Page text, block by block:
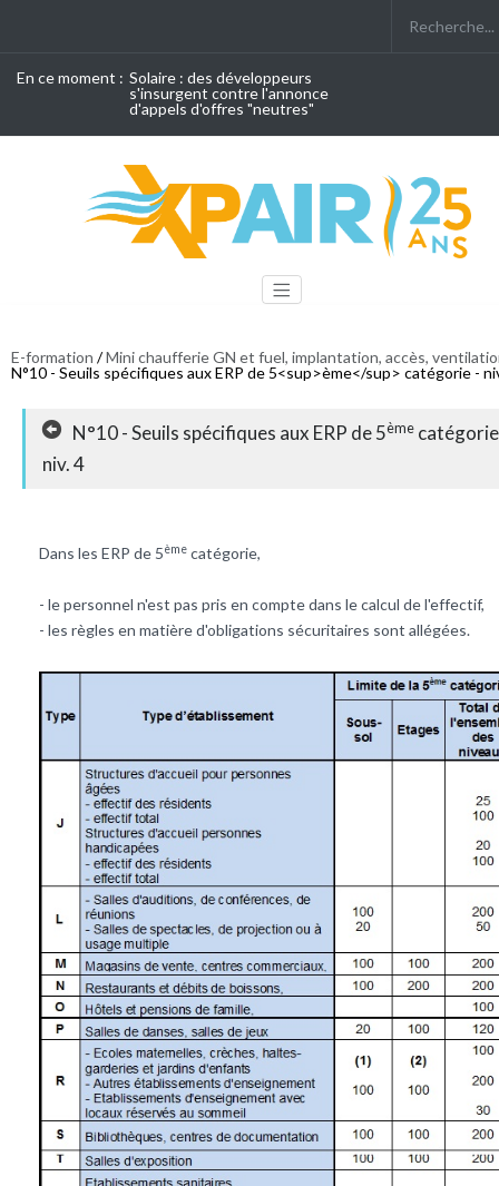
En ce moment : Solaire : des développeurs
s'insurgent contre l'annonce
d'appels d'offres "neutres"
E-formation /Mini chaufferie GN et fuel, implantation, accès,
N°10 - Seuils spécifiques aux ERP de 5<sup>ème</sup> catégorie -
N°10 - Seuils spécifiques aux ERP de 5ème
niv. 4
Dans les ERP de 5ème catégorie,
- le personnel n'est pas pris en compte dans le calcul de l'effectif,
- les règles en matière d'obligations sécuritaires sont allégées.